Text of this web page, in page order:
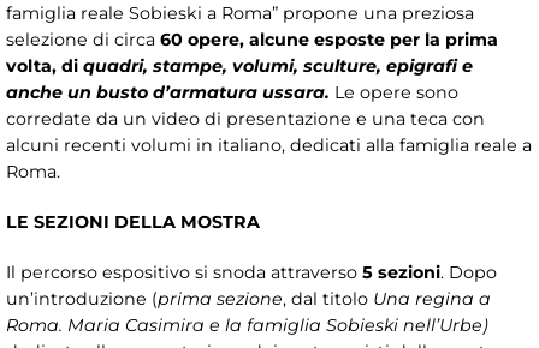
famiglia reale Sobieski a Roma” propone una preziosa
selezione di circa 60 opere, alcune esposte per la prima
volta, di quadri, stampe, volumi, sculture, epigrafi e
anche un busto d’armatura ussara. Le opere sono
corredate da un video di presentazione e una teca con
alcuni recenti volumi in italiano, dedicati alla famiglia reale a
Roma.
LE SEZIONI DELLA MOSTRA
Il percorso espositivo si snoda attraverso 5 sezioni. Dopo
un’introduzione (prima sezione, dal titolo Una regina a
Roma. Maria Casimira e la famiglia Sobieski nell’Urbe)